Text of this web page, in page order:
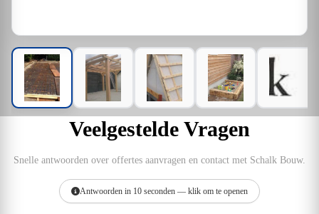
Veelgestelde Vragen
Snelle antwoorden over offertes aanvragen en contact met Schalk Bouw.
Antwoorden in 10 seconden — klik om te openen